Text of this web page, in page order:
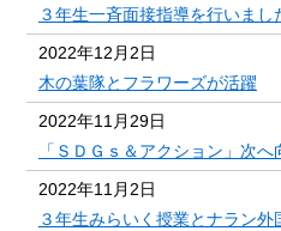
３年生一斉面接指導を行いまし
2022年12月2日
木の葉隊とフラワーズが活躍
2022年11月29日
「ＳＤＧｓ＆アクション」次へ
2022年11月2日
３年生みらいく授業とナラン